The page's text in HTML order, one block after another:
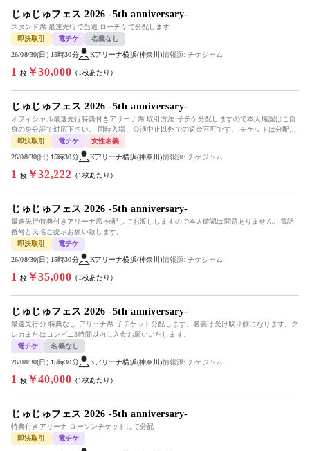
じゅじゅフェス 2026 -5th anniversary-
スタンド席 最速先行で当選 ローチケで分配します
即決取引
電チケ 名義なし
26/08/30(日) 15時30分 Kアリーナ横浜(神奈川)情報源: チケジャム
1 枚￥30,000 （1枚あたり）
じゅじゅフェス 2026 -5th anniversary-
オフィシャル最速先行特典付きアリーナ席 取引方法 子チケ分配しますので本人確認はご自
身の身分証で対応下さい。 同時入場、公演中止以外での返金不可です。 チケットは分配可
能になり次第、ローチケアプ...
即決取引 電チケ 女性名義
26/08/30(日) 15時30分 Kアリーナ横浜(神奈川)情報源: チケジャム
1 枚￥32,222 （1枚あたり）
じゅじゅフェス 2026 -5th anniversary-
最速先行特典付きアリーナ席 分配してお渡ししますので本人確認は問題ありません。電話
番号と氏名ご提示お願い致します。
即決取引
電チケ
26/08/30(日) 15時30分 Kアリーナ横浜(神奈川)情報源: チケジャム
1 枚￥35,000 （1枚あたり）
じゅじゅフェス 2026 -5th anniversary-
最速先行分 特典なし アリーナ席 子チケット分配します。名義は受け取り側になります。ク
レカまたはコンビニ3時間以内に入金お願いいたします。
電チケ
名義なし
26/08/30(日) 15時30分 Kアリーナ横浜(神奈川)情報源: チケジャム
1 枚￥40,000 （1枚あたり）
じゅじゅフェス 2026 -5th anniversary-
特典付きアリーナ ローソンチケットにて分配
即決取引
電チケ